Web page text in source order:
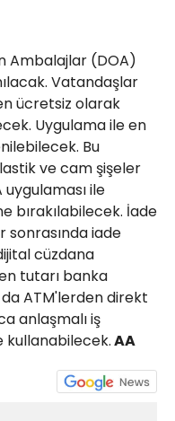
Ambalajlar (DOA)
Vatandaşlar
ücretsiz olarak
Uygulama ile en
Bu
ve cam şişeler
ile
bırakılabilecek. İade
sonrasında iade
cüzdana
tutarı banka
ATM'lerden direkt
anlaşmalı iş
kullanabilecek.AA